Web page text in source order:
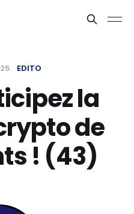
EDITO
la
de
! (43)